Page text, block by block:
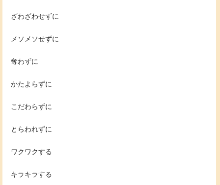
ざわざわせずに
メソメソせずに
奪わずに
かたよらずに
こだわらずに
とらわれずに
ワクワクする
キラキラする